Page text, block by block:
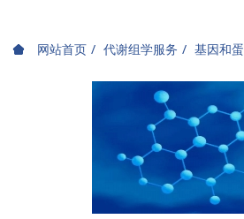
网站首页 代谢组学服务 基因和